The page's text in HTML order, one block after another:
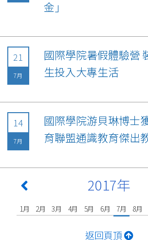
金」
21
7月
國際學院暑假體驗營
生投入大專生活
14
7月
國際學院游貝琳博士
育聯盟通識教育傑出
2017年
1月 2月 3月 4月 5月 6月 7月 8月
返回頁頂